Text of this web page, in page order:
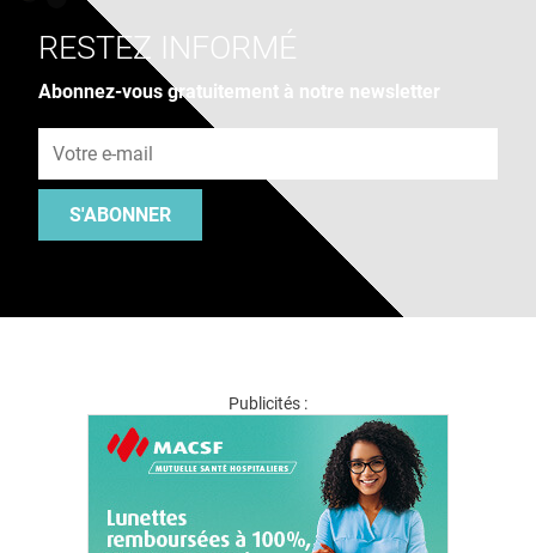
RESTEZ INFORMÉ
Abonnez-vous gratuitement à notre newsletter
S'ABONNER
Publicités :